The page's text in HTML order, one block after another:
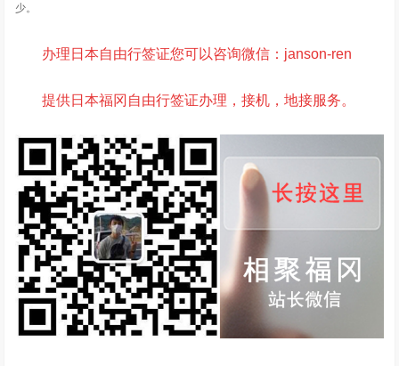
少。
办理日本自由行签证您可以咨询微信：janson-ren
提供日本福冈自由行签证办理，接机，地接服务。